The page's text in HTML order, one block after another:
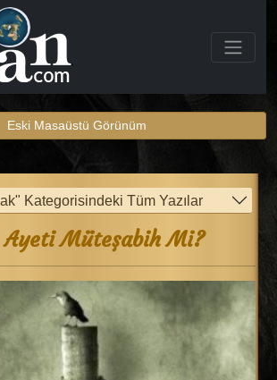
Eski Masaüstü Görünüm
Kategorisindeki Tüm Yazılar
Müteşabih Mi?